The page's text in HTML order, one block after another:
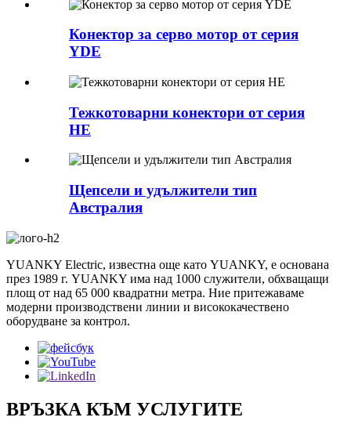
Конектор за серво мотор от серия
YDE
Тежкотоварни конектори от серия
HE
Щепсели и удължители тип
Австралия
YUANKY Electric, известна още като YUANKY, е основана
през 1989 г. YUANKY има над 1000 служители, обхващащи
площ от над 65 000 квадратни метра. Ние притежаваме
модерни производствени линии и висококачествено
оборудване за контрол.
ВРЪЗКА КЪМ УСЛУГИТЕ